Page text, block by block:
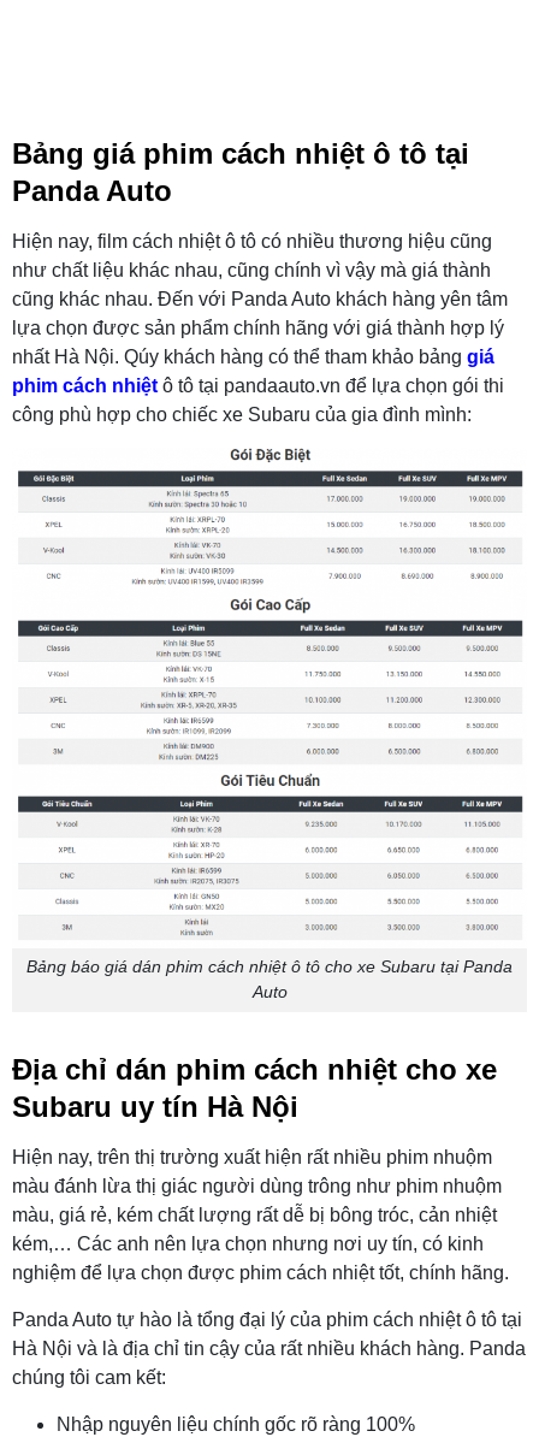
Bảng giá phim cách nhiệt ô tô tại
Panda Auto
Hiện nay, film cách nhiệt ô tô có nhiều thương hiệu cũng
như chất liệu khác nhau, cũng chính vì vậy mà giá thành
cũng khác nhau. Đến với Panda Auto khách hàng yên tâm
lựa chọn được sản phẩm chính hãng với giá thành hợp lý
nhất Hà Nội. Qúy khách hàng có thể tham khảo bảng giá
phim cách nhiệt ô tô tại pandaauto.vn để lựa chọn gói thi
công phù hợp cho chiếc xe Subaru của gia đình mình:
Bảng báo giá dán phim cách nhiệt ô tô cho xe Subaru tại Panda
Auto
Địa chỉ dán phim cách nhiệt cho xe
Subaru uy tín Hà Nội
Hiện nay, trên thị trường xuất hiện rất nhiều phim nhuộm
màu đánh lừa thị giác người dùng trông như phim nhuộm
màu, giá rẻ, kém chất lượng rất dễ bị bông tróc, cản nhiệt
kém,… Các anh nên lựa chọn nhưng nơi uy tín, có kinh
nghiệm để lựa chọn được phim cách nhiệt tốt, chính hãng.
Panda Auto tự hào là tổng đại lý của phim cách nhiệt ô tô tại
Hà Nội và là địa chỉ tin cậy của rất nhiều khách hàng. Panda
chúng tôi cam kết:
Nhập nguyên liệu chính gốc rõ ràng 100%